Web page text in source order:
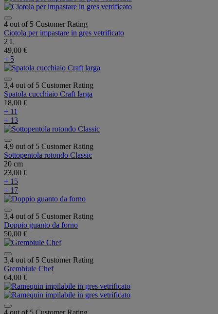
4 out of 5 Customer Rating
Ciotola per impastare in gres vetrificato
2 L
49,00 €
+ 5
3,4 out of 5 Customer Rating
Spatola cucchiaio Craft larga
18,00 €
+ 11
+ 13
4,9 out of 5 Customer Rating
Sottopentola rotondo Classic
20 cm
23,00 €
+ 15
+ 17
3,4 out of 5 Customer Rating
Doppio guanto da forno
50,00 €
3,4 out of 5 Customer Rating
Grembiule Chef
64,00 €